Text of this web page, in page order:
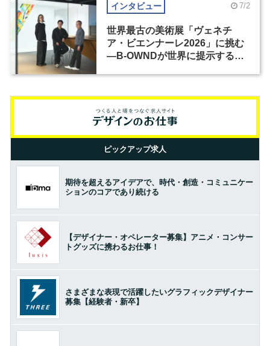
インタビュー 7/2
世界最古の美術展「ヴェネチ
ア・ビエンナーレ2026」に挑む
―B-OWNDが世界に提示する美
ピックアップ求人
期待を超えるアイデアで、時代・創造・コミュニケー
ションのコアであり続ける
【デザイナー・オペレーター募集】アニメ・コンサー
トグッズに携わるお仕事！
さまざまな表現で活躍したいグラフィックデザイナー
募集【経験者・新卒】